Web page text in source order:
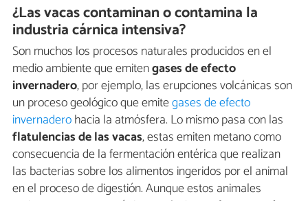
¿Las vacas contaminan o contamina la
industria cárnica intensiva?
Son muchos los procesos naturales producidos en el
medio ambiente que emitengases de efecto
invernadero, por ejemplo, las erupciones volcánicas son
un proceso geológico que emitegases de efecto
invernaderohacia la atmósfera. Lo mismo pasa con las
flatulencias de las vacas, estas emiten metano como
consecuencia de la fermentación entérica que realizan
las bacterias sobre los alimentos ingeridos por el animal
en el proceso de digestión. Aunque estos animales